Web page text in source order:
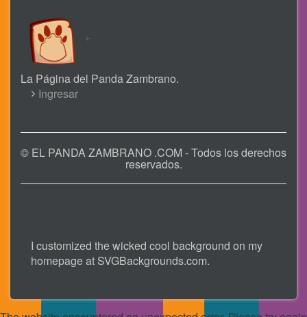
La Página del Panda Zambrano.
USER
MENU
Ingresar
© EL PANDA ZAMBRANO .COM - Todos los derechos
reservados.
I customized the wicked cool background on my
homepage at SVGBackgrounds.com.